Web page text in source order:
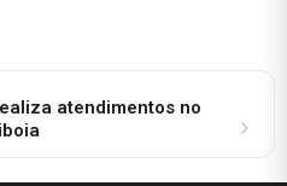
atendimentos no